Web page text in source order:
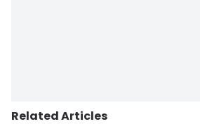
Related Articles